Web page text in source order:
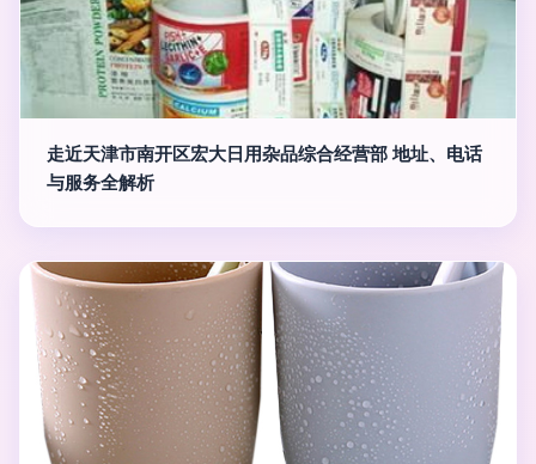
走近天津市南开区宏大日用杂品综合经营部 地址、电话
与服务全解析